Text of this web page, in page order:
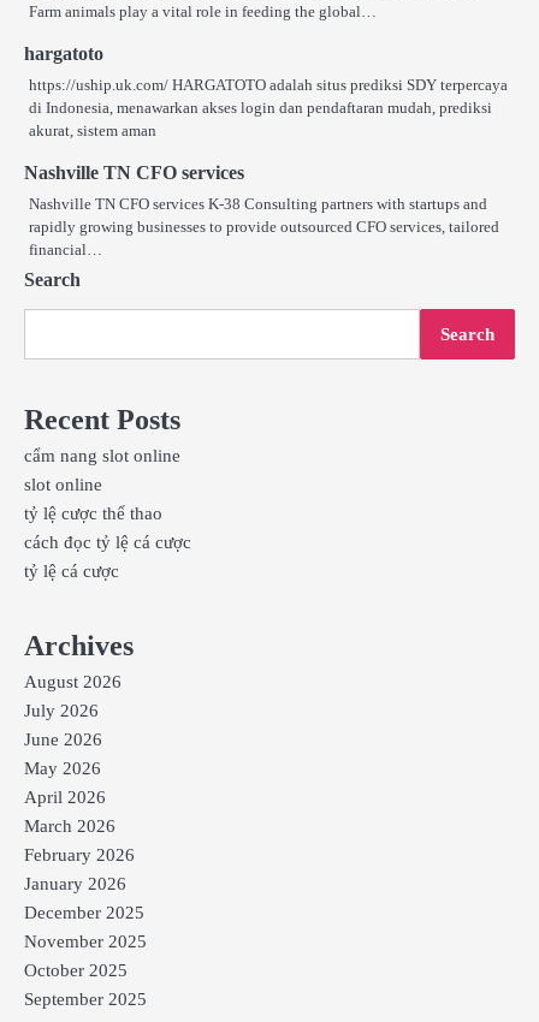
Farm animals play a vital role in feeding the global…
hargatoto
https://uship.uk.com/ HARGATOTO adalah situs prediksi SDY terpercaya
di Indonesia, menawarkan akses login dan pendaftaran mudah, prediksi
akurat, sistem aman
Nashville TN CFO services
Nashville TN CFO services K-38 Consulting partners with startups and
rapidly growing businesses to provide outsourced CFO services, tailored
financial…
Search
Search
Recent Posts
cẩm nang slot online
slot online
tỷ lệ cược thể thao
cách đọc tỷ lệ cá cược
tỷ lệ cá cược
Archives
August 2026
July 2026
June 2026
May 2026
April 2026
March 2026
February 2026
January 2026
December 2025
November 2025
October 2025
September 2025